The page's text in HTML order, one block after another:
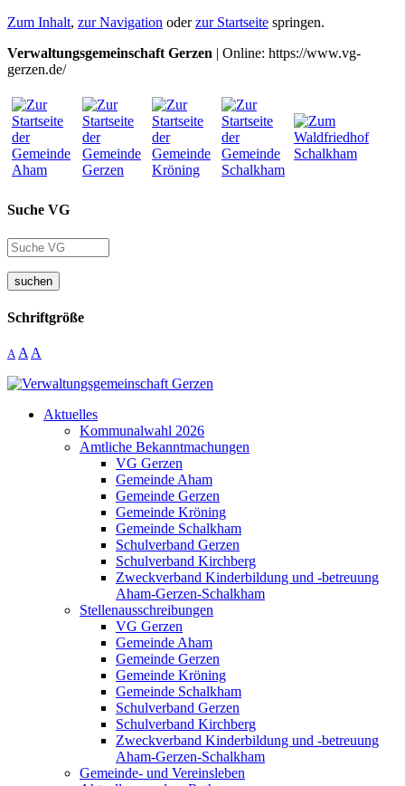
Zum Inhalt, zur Navigation oderzur Startseite springen.
Verwaltungsgemeinschaft Gerzen | Online: https://www.vg-
gerzen.de/
Suche VG
suchen
Schriftgröße
A A A
Aktuelles
Kommunalwahl 2026
Amtliche Bekanntmachungen
VG Gerzen
Gemeinde Aham
Gemeinde Gerzen
Gemeinde Kröning
Gemeinde Schalkham
Schulverband Gerzen
Schulverband Kirchberg
Zweckverband Kinderbildung und -betreuung
Aham-Gerzen-Schalkham
Stellenausschreibungen
VG Gerzen
Gemeinde Aham
Gemeinde Gerzen
Gemeinde Kröning
Gemeinde Schalkham
Schulverband Gerzen
Schulverband Kirchberg
Zweckverband Kinderbildung und -betreuung
Aham-Gerzen-Schalkham
Gemeinde- und Vereinsleben